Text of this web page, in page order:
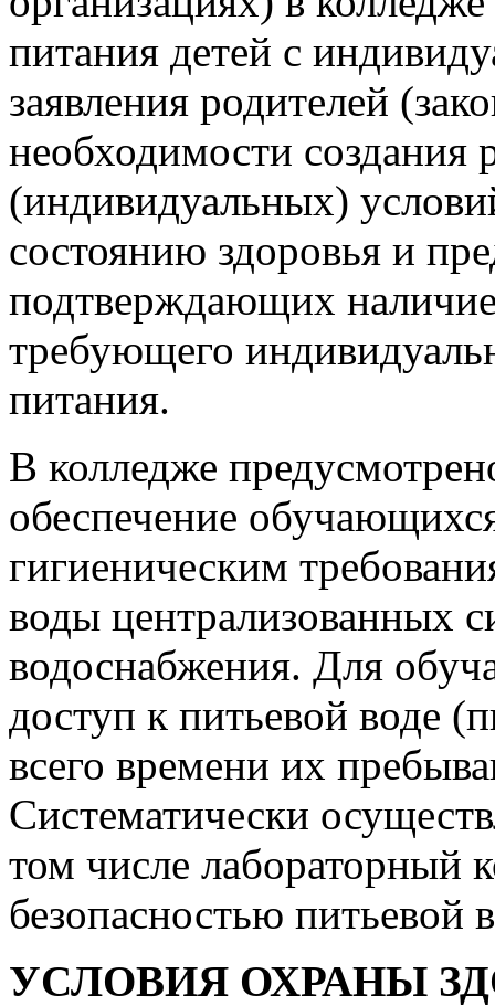
питания детей с
заявления родителей
необходимости создания
(индивидуальных)
состоянию здоровья и
подтверждающих наличие
требующего
питания.
В колледже
обеспечение
гигиеническим
воды централизованных
водоснабжения. Для
доступ к питьевой воде
всего времени их
Систематически
том числе лабораторный
безопасностью питьевой
УСЛОВИЯ ОХРАНЫ